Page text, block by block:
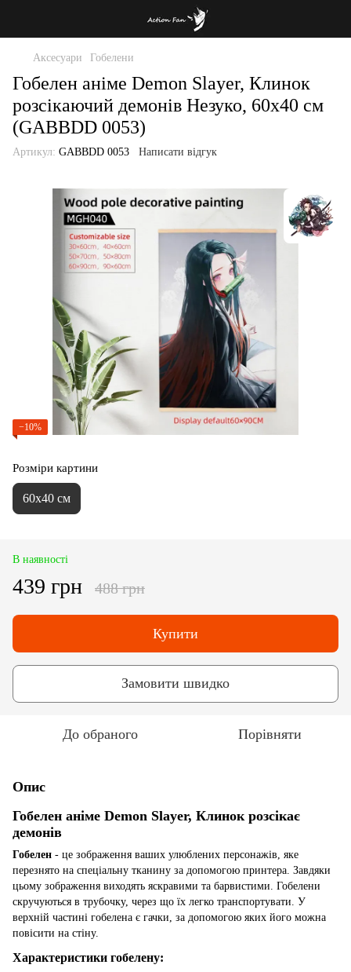
Аксесуари Гобелени
Гобелен аніме Demon Slayer, Клинок
розсікаючий демонів Незуко, 60х40 см
(GABBDD 0053)
Артикул: GABBDD 0053 Написати відгук
−10%
Розміри картини
60х40 см
В наявності
439 грн 488 грн
Купити
Замовити швидко
До обраного Порівняти
Опис
Гобелен аніме Demon Slayer, Клинок розсікає
демонів
Гобелен - це зображення ваших улюблених персонажів, яке
перезнято на спеціальну тканину за допомогою принтера. Завдяки
цьому зображення виходять яскравими та барвистими. Гобелени
скручуються в трубочку, через що їх легко транспортувати. У
верхній частині гобелена є гачки, за допомогою яких його можна
повісити на стіну.
Характеристики гобелену: